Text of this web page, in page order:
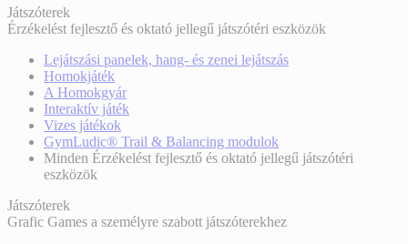
Játszóterek
Érzékelést fejlesztő és oktató jellegű játszótéri eszközök
Lejátszási panelek, hang- és zenei lejátszás
Homokjáték
A Homokgyár
Interaktív játék
Vizes játékok
GymLudic® Trail & Balancing modulok
Minden Érzékelést fejlesztő és oktató jellegű játszótéri
eszközök
Játszóterek
Grafic Games a személyre szabott játszóterekhez